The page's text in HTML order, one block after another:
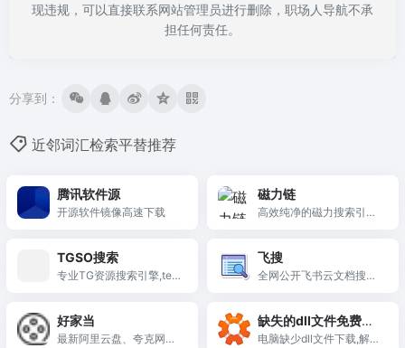
现违规，可以直接联系网站管理员进行删除，职场人导航不承
担任何责任。
分享到：
近邻词汇检索平替推荐
腾讯软件源
开源软件镜像高速下载
磁力链
高效纯净的磁力搜索引
览，助您快速找到高清影
视。
TGSO搜索
专业TG资源搜索引擎,tele
飞搜
全网公开飞书云文档搜索
好家当
最新阿里云盘、夸克网盘
缺失的dll文件免费下
载
电脑缺少dll文件下载,解决